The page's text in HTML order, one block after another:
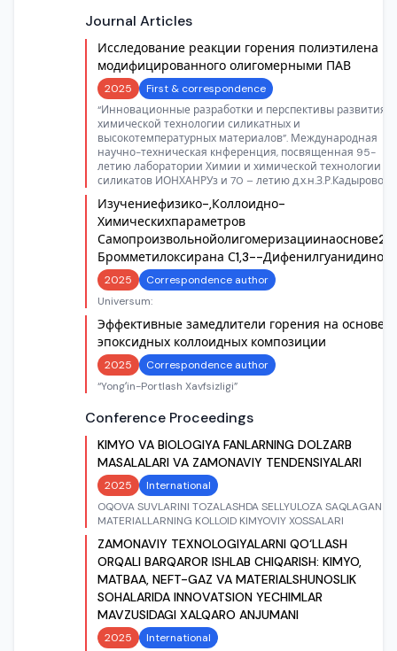
Journal Articles
Исследование реакции горения полиэтилена
модифицированного олигомерными ПАВ
2025
First & correspondence
“Инновационные разработки и перспективы развития
химической технологии силикатных и
высокотемпературных материалов”. Международная
научно-техническая кнференция, посвященная 95-
летию лаборатории Химии и химической технологии
силикатов ИОНХАНРУз и 70 – летию д.х.н.З.Р.Кадыровой.
Изучениефизико-,Коллоидно-
Химическихпараметров
Самопроизвольнойолигомеризациинаоснове2-
Бромметилоксирана С1,3--Дифенилгуанидином
2025
Correspondence author
Universum:
Эффективные замедлители горения на основе
эпоксидных коллоидных композиции
2025
Correspondence author
“Yongʻin-Portlash Xavfsizligi”
Conference Proceedings
KIMYO VA BIOLOGIYA FANLARNING DOLZARB
MASALALARI VA ZAMONAVIY TENDENSIYALARI
2025
International
OQOVA SUVLARINI TOZALASHDA SELLYULOZA SAQLAGAN
MATERIALLARNING KOLLOID KIMYOVIY XOSSALARI
ZAMONAVIY TEXNOLOGIYALARNI QO‘LLASH
ORQALI BARQAROR ISHLAB CHIQARISH: KIMYO,
MATBAA, NEFT-GAZ VA MATERIALSHUNOSLIK
SOHALARIDA INNOVATSION YECHIMLAR
MAVZUSIDAGI XALQARO ANJUMANI
2025
International